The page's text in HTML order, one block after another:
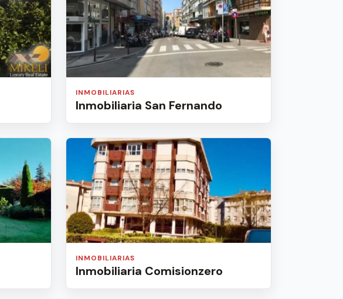
INMOBILIARIAS
Inmobiliaria San Fernando
INMOBILIARIAS
Inmobiliaria Comisionzero